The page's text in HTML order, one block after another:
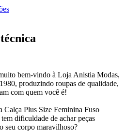
bem-vindo à Loja Anistia Modas,
produzindo roupas de qualidade,
com quem você é!
Calça Plus Size Feminina Fuso
dificuldade de achar peças
seu corpo maravilhoso?